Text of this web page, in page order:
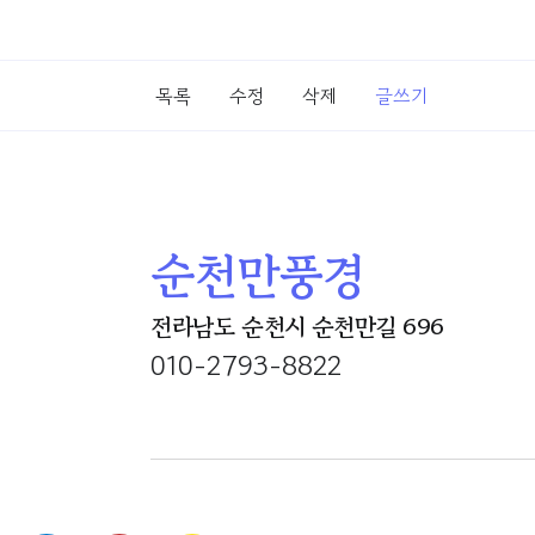
목록 수정 삭제 글쓰기
순천만풍경
전라남도 순천시 순천만길 696
010-2793-8822